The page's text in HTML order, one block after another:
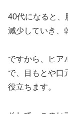
40代になると、
減少していき、
ですから、ヒア
で、目もとや口
役立ちます。